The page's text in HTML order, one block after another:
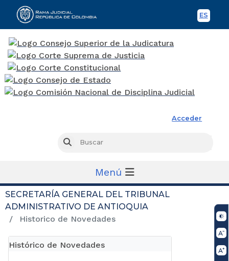
ES
Acceder
Buscar
Menú
SECRETARÍA GENERAL DEL TRIBUNAL
ADMINISTRATIVO DE ANTIOQUIA
Historico de Novedades
Histórico de Novedades